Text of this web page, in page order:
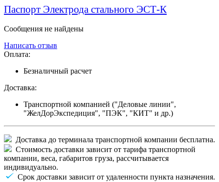
Паспорт Электрода стального ЭСТ-К
Сообщения не найдены
Написать отзыв
Оплата:
Безналичный расчет
Доставка:
Транспортной компанией ("Деловые линии",
"ЖелДорЭкспедиция", "ПЭК", "КИТ" и др.)
Доставка до терминала транспортной компании бесплатна.
Стоимость доставки зависит от тарифа транспортной
компании, веса, габаритов груза, рассчитывается
индивидуально.
Срок доставки зависит от удаленности пункта назначения.